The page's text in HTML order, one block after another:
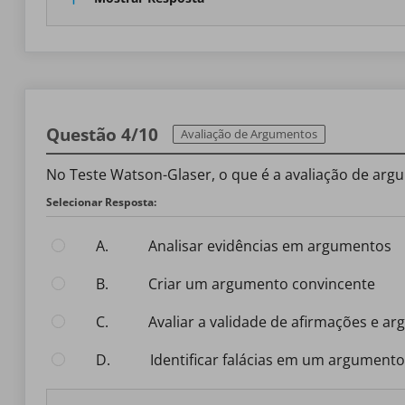
Questão 4/10 Avaliação de Argumentos
No Teste Watson-Glaser, o que é a avaliação de
Selecionar Resposta:
A.
Analisar evidências em argumentos
B.
Criar um argumento convincente
C.
Avaliar a validade de afirmações e
D.
Identificar falácias em um argumento